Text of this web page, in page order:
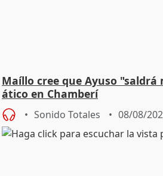
Maíllo cree que Ayuso "saldrá
ático en Chamberí
Sonido Totales 08/08/